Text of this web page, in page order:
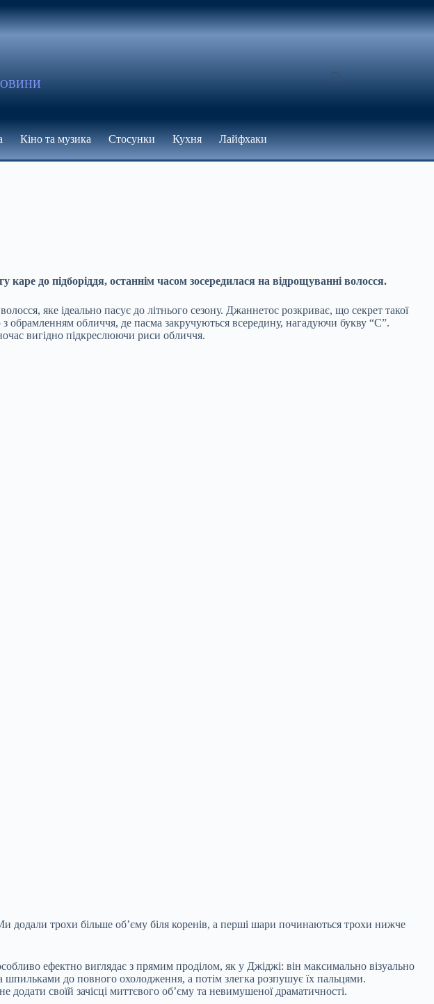
Кіно та музика Стосунки Кухня Лайфхаки
каре до підборіддя, останнім часом зосередилася на відрощуванні волосся.
яке ідеально пасує до літнього сезону. Джаннетос розкриває, що секрет такої
обличчя, де пасма закручуються всередину, нагадуючи букву “С”.
вигідно підкреслюючи риси обличчя.
додали трохи більше об’єму біля коренів, а перші шари починаються трохи нижче
ефектно виглядає з прямим проділом, як у Джіджі: він максимально візуально
до повного охолодження, а потім злегка розпушує їх пальцями.
своїй зачісці миттєвого об’єму та невимушеної драматичності.